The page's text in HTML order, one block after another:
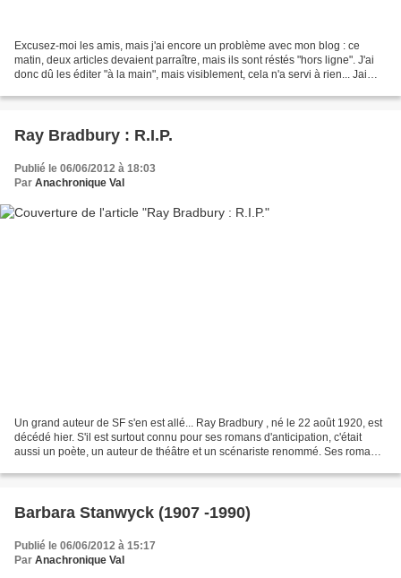
Excusez-moi les amis, mais j'ai encore un problème avec mon blog : ce
matin, deux articles devaient parraître, mais ils sont réstés "hors ligne". J'ai
donc dû les éditer "à la main", mais visiblement, cela n'a servi à rien... Jai
Ray Bradbury : R.I.P.
Publié le 06/06/2012 à 18:03
Par Anachronique Val
Un grand auteur de SF s'en est allé... Ray Bradbury , né le 22 août 1920, est
décédé hier. S'il est surtout connu pour ses romans d'anticipation, c'était
aussi un poète, un auteur de théâtre et un scénariste renommé. Ses romans
Barbara Stanwyck (1907 -1990)
Publié le 06/06/2012 à 15:17
Par Anachronique Val